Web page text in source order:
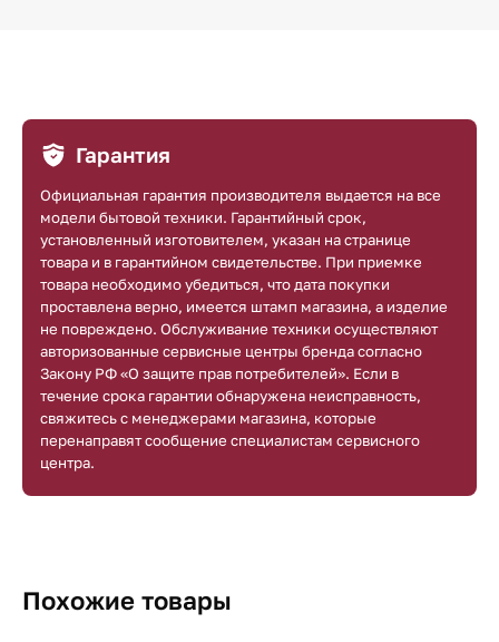
Гарантия
Официальная гарантия производителя выдается на все
модели бытовой техники. Гарантийный срок,
установленный изготовителем, указан на странице
товара и в гарантийном свидетельстве. При приемке
товара необходимо убедиться, что дата покупки
проставлена верно, имеется штамп магазина, а изделие
не повреждено. Обслуживание техники осуществляют
авторизованные сервисные центры бренда согласно
Закону РФ «О защите прав потребителей». Если в
течение срока гарантии обнаружена неисправность,
свяжитесь с менеджерами магазина, которые
перенаправят сообщение специалистам сервисного
центра.
Похожие товары